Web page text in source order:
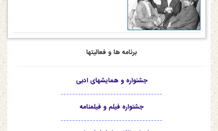
برنامه ها و فعالیتها
جشنواره و همایشهای ادبی
-----------------------------------
جشنواره فیلم و فیلمنامه
-----------------------------------